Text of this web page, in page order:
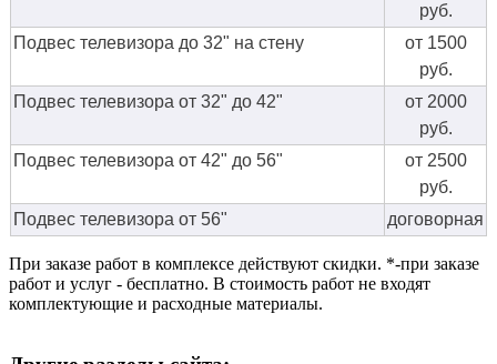
руб.
Подвес телевизора до 32" на стену
от 1500
руб.
Подвес телевизора от 32" до 42"
от 2000
руб.
Подвес телевизора от 42" до 56"
от 2500
руб.
Подвес телевизора от 56"
договорная
При заказе работ в комплексе действуют скидки. *-при заказе
работ и услуг - бесплатно. В стоимость работ не входят
комплектующие и расходные материалы.